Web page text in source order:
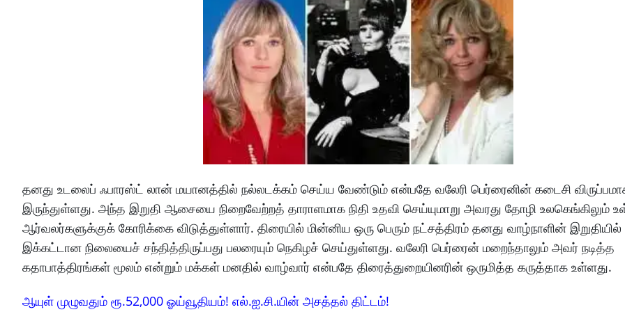
தனது உடலைப் ஃபாரஸ்ட் லான் மயானத்தில் நல்லடக்கம் செய்ய வேண்டும் என்பதே வலேரி பெர்ரைனின் கடைசி
இருந்துள்ளது. அந்த இறுதி ஆசையை நிறைவேற்றத் தாராளமாக நிதி உதவி செய்யுமாறு அவரது தோழி உலகெங்கிலும்
ஆர்வலர்களுக்குக் கோரிக்கை விடுத்துள்ளார். திரையில் மின்னிய ஒரு பெரும் நட்சத்திரம் தனது வாழ்நாளின்
இக்கட்டான நிலையைச் சந்தித்திருப்பது பலரையும் நெகிழச் செய்துள்ளது. வலேரி பெர்ரைன் மறைந்தாலும் அவர் நடித்த
கதாபாத்திரங்கள் மூலம் என்றும் மக்கள் மனதில் வாழ்வார் என்பதே திரைத்துறையினரின் ஒருமித்த கருத்தாக உள்ளது.
ஆயுள் முழுவதும் ரூ.52,000 ஓய்வூதியம்! எல்.ஐ.சி.யின் அசத்தல் திட்டம்!